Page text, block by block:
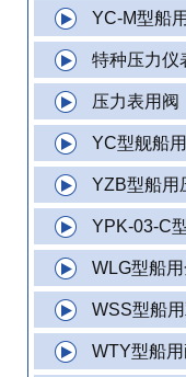
YC-M型船
特种压力仪
压力表用阀
YC型舰船
YZB型船用
YPK-03-C
WLG型船
WSS型船
WTY型船